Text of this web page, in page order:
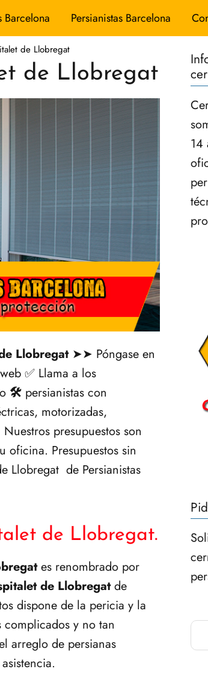
Barcelona Persianistas Barcelona
de Llobregat
de Llobregat
Llobregat➤➤ Póngase en
✅ Llama a los
🛠️ persianistas con
motorizadas,
presupuestos son
oficina. Presupuestos sin
Llobregat de Persianistas
de Llobregat.
es renombrado por
de Llobregatde
dispone de la pericia y la
y no tan
arreglo de persianas
14